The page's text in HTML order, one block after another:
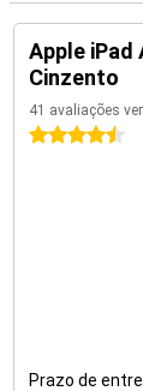
Apple iPad
Cinzento
41 avaliações
4.5 estrelas
Prazo de